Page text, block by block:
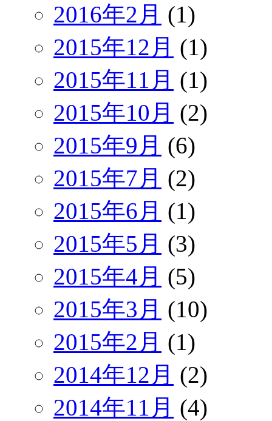
2016年2月 (1)
2015年12月 (1)
2015年11月 (1)
2015年10月 (2)
2015年9月 (6)
2015年7月 (2)
2015年6月 (1)
2015年5月 (3)
2015年4月 (5)
2015年3月 (10)
2015年2月 (1)
2014年12月 (2)
2014年11月 (4)